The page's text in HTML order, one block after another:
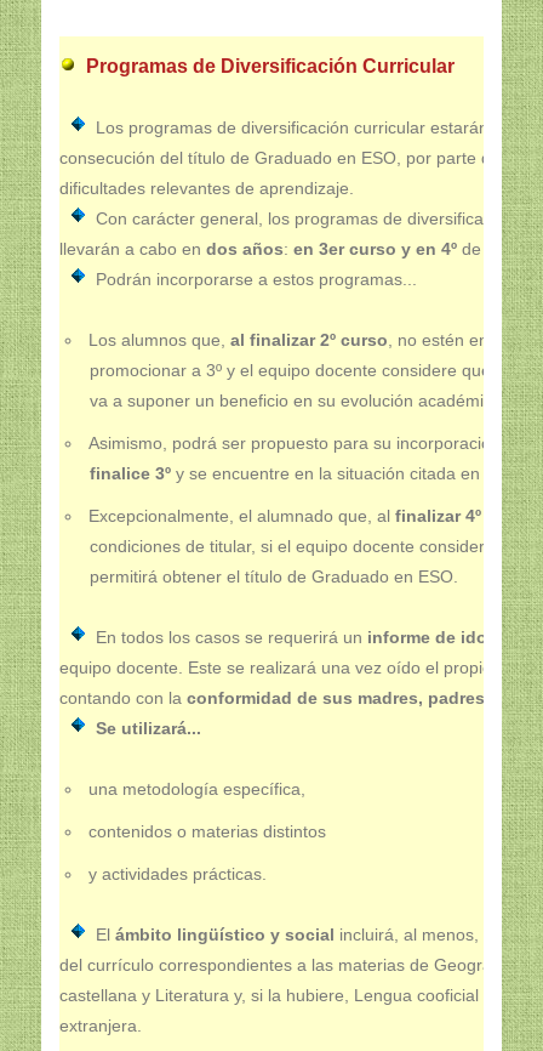
Programas de Diversificación Curricular
Los programas de diversificación curricular estarán
consecución del título de Graduado en ESO, por parte de
dificultades relevantes de aprendizaje.
Con carácter general, los programas de diversificación
llevarán a cabo en dos años: en 3er curso y en 4ºde ESO.
Podrán incorporarse a estos programas...
Los alumnos que, al finalizar 2º curso , no estén en
promocionar a 3º y el equipo docente considere que
va a suponer un beneficio en su evolución académica.
Asimismo, podrá ser propuesto para su incorporación el
finalice 3º y se encuentre en la situación citada en el
Excepcionalmente, el alumnado que, al finalizar 4º curso,
condiciones de titular, si el equipo docente considera que
permitirá obtener el título de Graduado en ESO.
En todos los casos se requerirá un informe de idoneidad
equipo docente. Este se realizará una vez oído el propio
contando con la conformidad de sus madres, padres, o
Se utilizará...
una metodología específica,
contenidos o materias distintos
y actividades prácticas.
El ámbito lingüístico y social incluirá, al menos, los
del currículo correspondientes a las materias de Geografía e
castellana y Literatura y, si la hubiere, Lengua cooficial y
extranjera.